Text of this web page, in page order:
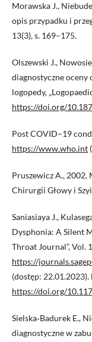
Morawska J.,
opis przypadku i
13(3), s. 169–175.
Olszewski J.,
diagnostyczne oceny
logopedy,
https://doi.org/
Post COVID–19
https://www.who.int
Pruszewicz A., 2002,
Chirurgii Głowy i
Saniasiaya J.,
Dysphonia: A Silent
Throat Journal”, Vol.
https://
(dostęp: 22.01.2023).
https://doi.org/
Sielska‑Badurek E.,
diagnostyczne w